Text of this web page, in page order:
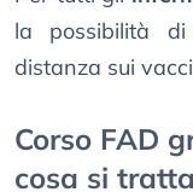
la possibilità
distanza sui
Corso FAD
cosa si tratta